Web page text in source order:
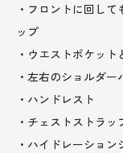
・フロントに回し
ップ
・ウエストポケッ
・左右のショルダ
・ハンドレスト
・チェストストラッ
・ハイドレーショ